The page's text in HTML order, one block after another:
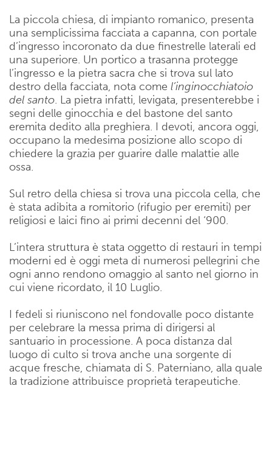
La piccola chiesa, di impianto romanico, presenta
una semplicissima facciata a capanna, con portale
d’ingresso incoronato da due finestrelle laterali ed
una superiore. Un portico a trasanna protegge
l’ingresso e la pietra sacra che si trova sul lato
destro della facciata, nota come l’inginocchiatoio
del santo. La pietra infatti, levigata, presenterebbe i
segni delle ginocchia e del bastone del santo
eremita dedito alla preghiera. I devoti, ancora oggi,
occupano la medesima posizione allo scopo di
chiedere la grazia per guarire dalle malattie alle
ossa.
Sul retro della chiesa si trova una piccola cella, che
è stata adibita a romitorio (rifugio per eremiti) per
religiosi e laici fino ai primi decenni del ‘900.
L’intera struttura è stata oggetto di restauri in tempi
moderni ed è oggi meta di numerosi pellegrini che
ogni anno rendono omaggio al santo nel giorno in
cui viene ricordato, il 10 Luglio.
I fedeli si riuniscono nel fondovalle poco distante
per celebrare la messa prima di dirigersi al
santuario in processione. A poca distanza dal
luogo di culto si trova anche una sorgente di
acque fresche, chiamata di S. Paterniano, alla quale
la tradizione attribuisce proprietà terapeutiche.